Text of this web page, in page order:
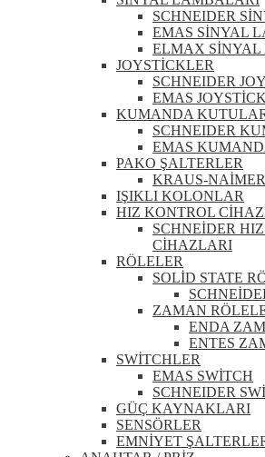
SCHNEIDER
EMAS SİNYAL
ELMAX
JOYSTİCKLER
SCHNEIDER
EMAS
KUMANDA
SCHNEIDER
EMAS
PAKO ŞALTERLER
KRAUS-
IŞIKLI KOLONLAR
HIZ KONTROL
SCHNEİDER
CİHAZLARI
RÖLELER
SOLİD STATE
ZAMAN
ENDA
ENTES
SWİTCHLER
EMAS SWİTCH
SCHNEIDER
GÜÇ KAYNAKLARI
SENSÖRLER
EMNİYET